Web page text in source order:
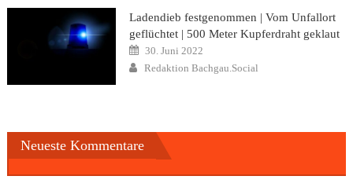
Ladendieb festgenommen | Vom Unfallort
geflüchtet | 500 Meter Kupferdraht geklaut
Posted
on
30. Juni 2022
Author
Redaktion Bachgau.Social
Neueste Kommentare